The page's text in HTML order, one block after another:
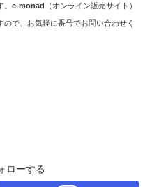
e-monad （オンライン販売サイト）
で、お気軽に番号でお問い合わせく
ローする